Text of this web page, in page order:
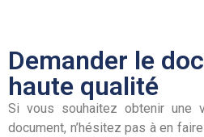
Demander le
haute qualité
Si vous souhaitez obtenir une
document, n’hésitez pas à en